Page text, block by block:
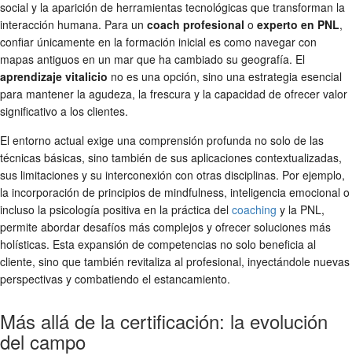
social y la aparición de herramientas tecnológicas que transforman la
interacción humana. Para un coach profesional o experto en PNL,
confiar únicamente en la formación inicial es como navegar con
mapas antiguos en un mar que ha cambiado su geografía. El
aprendizaje vitalicio no es una opción, sino una estrategia esencial
para mantener la agudeza, la frescura y la capacidad de ofrecer valor
significativo a los clientes.
El entorno actual exige una comprensión profunda no solo de las
técnicas básicas, sino también de sus aplicaciones contextualizadas,
sus limitaciones y su interconexión con otras disciplinas. Por ejemplo,
la incorporación de principios de mindfulness, inteligencia emocional o
incluso la psicología positiva en la práctica del coaching y la PNL,
permite abordar desafíos más complejos y ofrecer soluciones más
holísticas. Esta expansión de competencias no solo beneficia al
cliente, sino que también revitaliza al profesional, inyectándole nuevas
perspectivas y combatiendo el estancamiento.
Más allá de la certificación: la evolución
del campo